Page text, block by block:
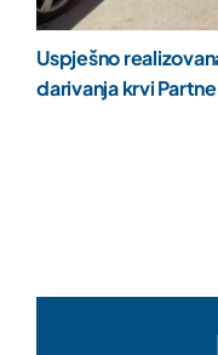
Uspješno
darivanja krvi